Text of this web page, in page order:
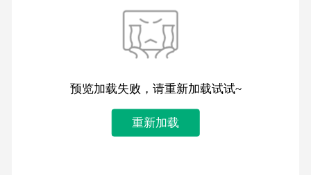
预览加载失败，请重新加载试试~
重新加载